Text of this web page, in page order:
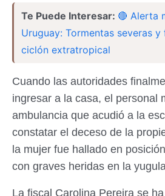
Te Puede Interesar: 🔴 Alerta
Uruguay: Tormentas severas
ciclón extratropical
Cuando las autoridades
ingresar a la casa, el personal
ambulancia que acudió a la
constatar el deceso de la
la mujer fue hallado en
con graves heridas en la
La fiscal Carolina Pereira se